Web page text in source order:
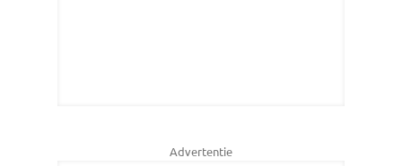
Advertentie